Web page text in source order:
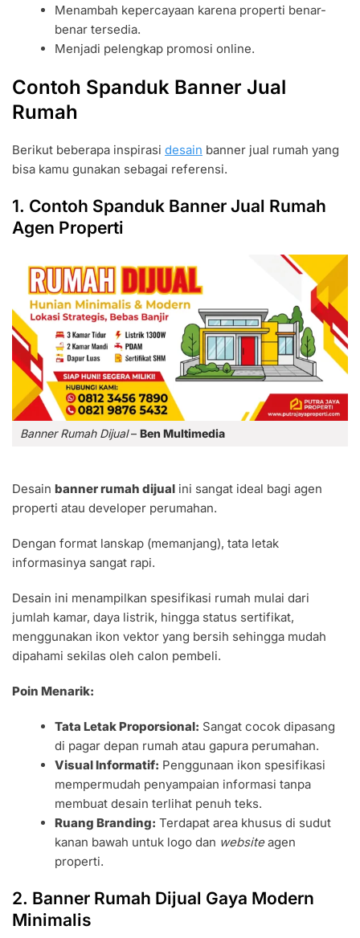
Menambah kepercayaan karena properti benar-
benar tersedia.
Menjadi pelengkap promosi online.
Contoh Spanduk Banner Jual
Rumah
Berikut beberapa inspirasi desain banner jual rumah yang
bisa kamu gunakan sebagai referensi.
1. Contoh Spanduk Banner Jual Rumah
Agen Properti
Banner Rumah Dijual– Ben Multimedia
Desain banner rumah dijual ini sangat ideal bagi agen
properti atau developer perumahan.
Dengan format lanskap (memanjang), tata letak
informasinya sangat rapi.
Desain ini menampilkan spesifikasi rumah mulai dari
jumlah kamar, daya listrik, hingga status sertifikat,
menggunakan ikon vektor yang bersih sehingga mudah
dipahami sekilas oleh calon pembeli.
Poin Menarik:
Tata Letak Proporsional: Sangat cocok dipasang
di pagar depan rumah atau gapura perumahan.
Visual Informatif: Penggunaan ikon spesifikasi
mempermudah penyampaian informasi tanpa
membuat desain terlihat penuh teks.
Ruang Branding: Terdapat area khusus di sudut
kanan bawah untuk logo dan websiteagen
properti.
2. Banner Rumah Dijual Gaya Modern
Minimalis